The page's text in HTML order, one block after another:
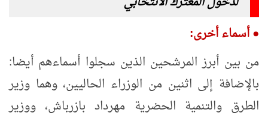
●أسماء أخرى:
من بين أبرز المرشحين الذين سجلوا أسماءهم أيضا:
بالإضافة إلى اثنين من الوزراء الحاليين، وهما وزير
الطرق والتنمية الحضرية مهرداد بازرباش، ووزير